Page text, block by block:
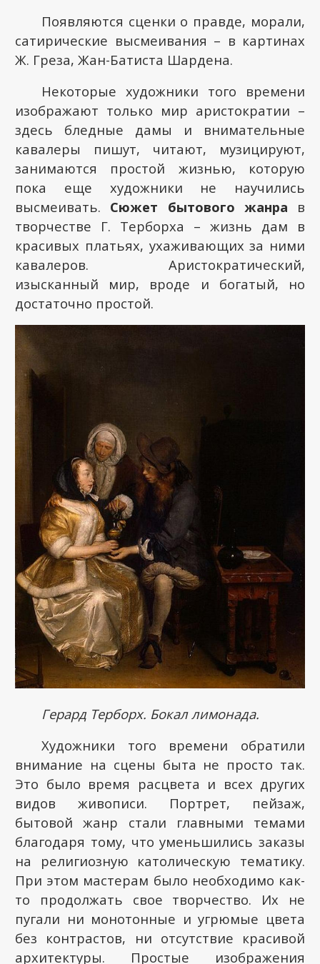
Появляются сценки о правде, морали,
сатирические высмеивания – в картинах
Ж. Греза, Жан-Батиста Шардена.
Некоторые художники того времени
изображают только мир аристократии –
здесь бледные дамы и внимательные
кавалеры пишут, читают, музицируют,
занимаются простой жизнью, которую
пока еще художники не научились
высмеивать. Сюжет бытового жанра в
творчестве Г. Терборха – жизнь дам в
красивых платьях, ухаживающих за ними
кавалеров. Аристократический,
изысканный мир, вроде и богатый, но
достаточно простой.
Герард Терборх. Бокал лимонада.
Художники того времени обратили
внимание на сцены быта не просто так.
Это было время расцвета и всех других
видов живописи. Портрет, пейзаж,
бытовой жанр стали главными темами
благодаря тому, что уменьшились заказы
на религиозную католическую тематику.
При этом мастерам было необходимо как-
то продолжать свое творчество. Их не
пугали ни монотонные и угрюмые цвета
без контрастов, ни отсутствие красивой
архитектуры. Простые изображения